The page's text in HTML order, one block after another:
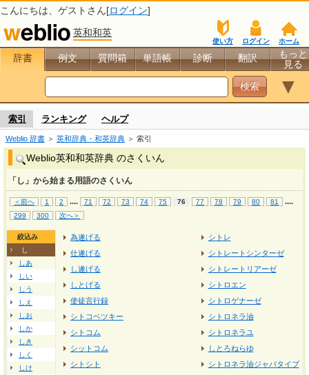
こんにちは、 ゲスト さん[ログイン]
英和和英
ホーム
ログイン
使い方
辞書 例文 質問箱 単語帳 診断 翻訳
もっと
見る
▼
索引 ランキング ヘルプ
Weblio 辞書 ＞ 英和辞典・和英辞典 ＞ 索引
Weblio英和和英辞典 のさくいん
「し」から始まる用語のさくいん
＜前へ 1 2 .... 71 72 73 74 75 76 77 78 79 80 81 ....
299 300 次へ＞
絞込み
し
しあ
しい
しう
しえ
しお
しか
しき
しく
しけ
為遂げる
仕遂げる
し遂げる
しとげる
使徒言行録
シトコベツキー
シトコム
シットコム
シトシト
シトレ
シトレートシンターゼ
シトレートリアーゼ
シトロエン
シトロゲナーゼ
シトロネラ油
シトロネラユ
しとろねらゆ
シトロネラ油ジャバタイプ